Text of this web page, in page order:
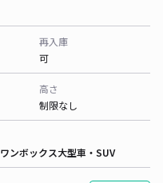
再入庫
可
高さ
制限なし
ワンボックス大型車・SUV